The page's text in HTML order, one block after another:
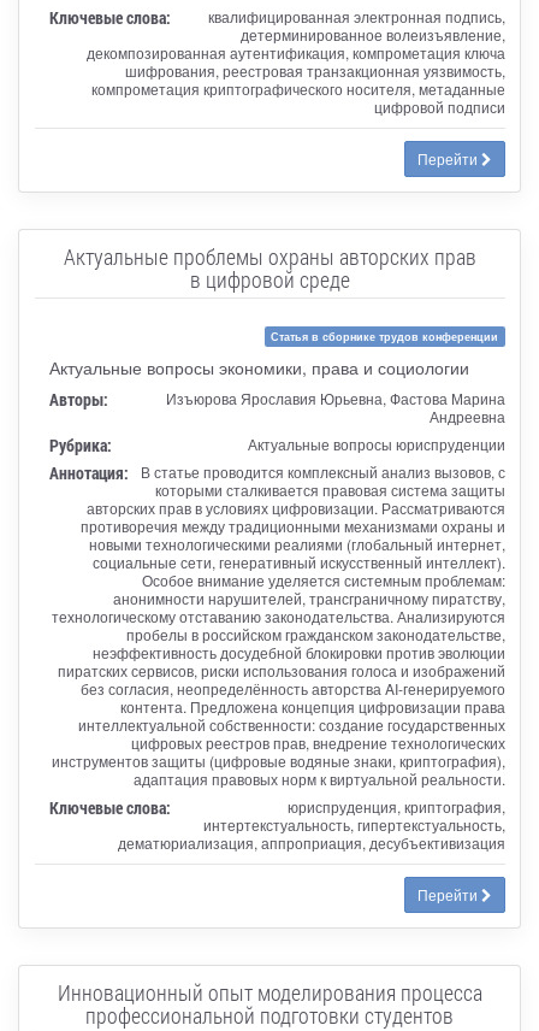
Ключевые слова:
квалифицированная электронная подпись,
детерминированное волеизъявление,
декомпозированная аутентификация, компрометация ключа
шифрования, реестровая транзакционная уязвимость,
компрометация криптографического носителя, метаданные
цифровой подписи
Перейти
Актуальные проблемы охраны авторских прав
в цифровой среде
Статья в сборнике трудов конференции
Актуальные вопросы экономики, права и социологии
Авторы:
Изъюрова Ярославия Юрьевна, Фастова Марина
Андреевна
Рубрика: Актуальные вопросы юриспруденции
Аннотация:
В статье проводится комплексный анализ вызовов, с
которыми сталкивается правовая система защиты
авторских прав в условиях цифровизации. Рассматриваются
противоречия между традиционными механизмами охраны и
новыми технологическими реалиями (глобальный интернет,
социальные сети, генеративный искусственный интеллект).
Особое внимание уделяется системным проблемам:
анонимности нарушителей, трансграничному пиратству,
технологическому отставанию законодательства. Анализируются
пробелы в российском гражданском законодательстве,
неэффективность досудебной блокировки против эволюции
пиратских сервисов, риски использования голоса и изображений
без согласия, неопределённость авторства AI-генерируемого
контента. Предложена концепция цифровизации права
интеллектуальной собственности: создание государственных
цифровых реестров прав, внедрение технологических
инструментов защиты (цифровые водяные знаки, криптография),
адаптация правовых норм к виртуальной реальности.
Ключевые слова:
юриспруденция, криптография,
интертекстуальность, гипертекстуальность,
дематюриализация, аппроприация, десубъективизация
Перейти
Инновационный опыт моделирования процесса
профессиональной подготовки студентов